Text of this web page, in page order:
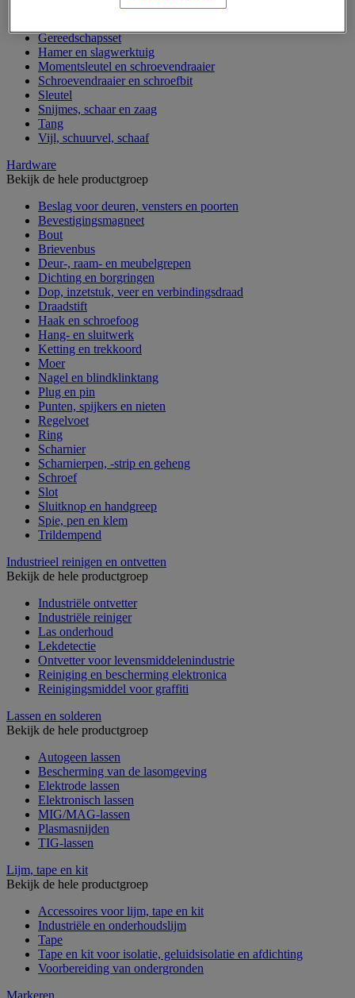
Bankschroef, extractor en klem
Gereedschapsset
Hamer en slagwerktuig
Momentsleutel en schroevendraaier
Schroevendraaier en schroefbit
Sleutel
Snijmes, schaar en zaag
Tang
Vijl, schuurvel, schaaf
Hardware
Bekijk de hele productgroep
Beslag voor deuren, vensters en poorten
Bevestigingsmagneet
Bout
Brievenbus
Deur-, raam- en meubelgrepen
Dichting en borgringen
Dop, inzetstuk, veer en verbindingsdraad
Draadstift
Haak en schroefoog
Hang- en sluitwerk
Ketting en trekkoord
Moer
Nagel en blindklinktang
Plug en pin
Punten, spijkers en nieten
Regelvoet
Ring
Scharnier
Scharnierpen, -strip en geheng
Schroef
Slot
Sluitknop en handgreep
Spie, pen en klem
Trildempend
Industrieel reinigen en ontvetten
Bekijk de hele productgroep
Industriële ontvetter
Industriële reiniger
Las onderhoud
Lekdetectie
Ontvetter voor levensmiddelenindustrie
Reiniging en bescherming elektronica
Reinigingsmiddel voor graffiti
Lassen en solderen
Bekijk de hele productgroep
Autogeen lassen
Bescherming van de lasomgeving
Elektrode lassen
Elektronisch lassen
MIG/MAG-lassen
Plasmasnijden
TIG-lassen
Lijm, tape en kit
Bekijk de hele productgroep
Accessoires voor lijm, tape en kit
Industriële en onderhoudslijm
Tape
Tape en kit voor isolatie, geluidsisolatie en afdichting
Voorbereiding van ondergronden
Markeren